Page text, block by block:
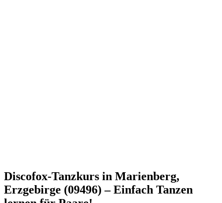
Discofox-Tanzkurs in Marienberg,
Erzgebirge (09496) – Einfach Tanzen